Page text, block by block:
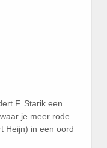
F. Starik een
je meer rode
Heijn) in een oord